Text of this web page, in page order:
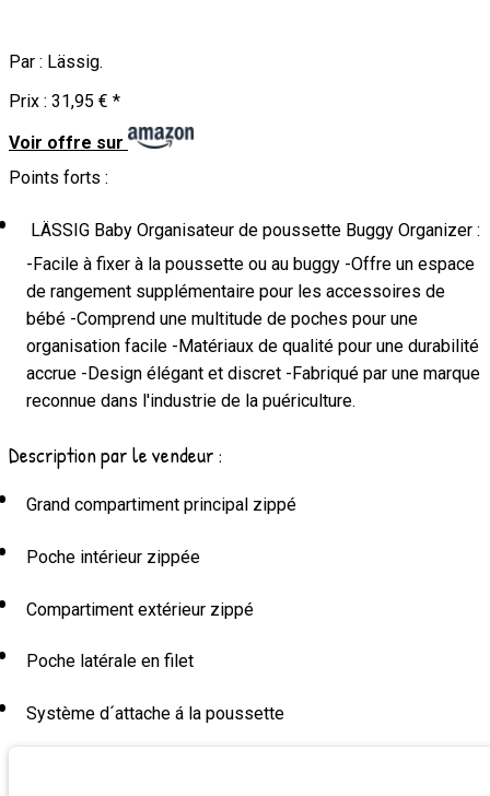
Par : Lässig.
Prix : 31,95 € *
Voir offre sur
Points forts :
LÄSSIG Baby Organisateur de poussette Buggy Organizer :
-Facile à fixer à la poussette ou au buggy -Offre un espace
de rangement supplémentaire pour les accessoires de
bébé -Comprend une multitude de poches pour une
organisation facile -Matériaux de qualité pour une durabilité
accrue -Design élégant et discret -Fabriqué par une marque
reconnue dans l'industrie de la puériculture.
Description par le vendeur :
Grand compartiment principal zippé
Poche intérieur zippée
Compartiment extérieur zippé
Poche latérale en filet
Système d´attache á la poussette